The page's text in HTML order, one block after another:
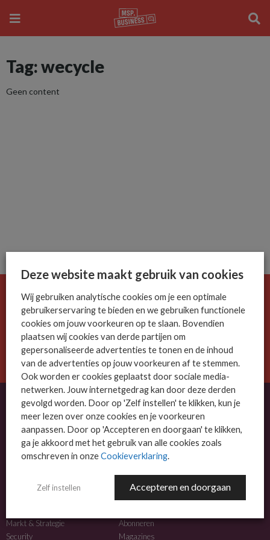
Tag: wecycle
Geen content
De ICT-wereld is snel. Mis niets.
Meld je nu aan voor de MSP Business nieuwsbrief.
AANMELDEN
OVER MSP BUSINESS
MSP Business is het kennisplatform voor IT-dienstverleners met MKB-focus.
NIEUWS
Markt & Strategie
Security
MEER INFO
Abonneren
Magazines
Deze website maakt gebruik van cookies
Wij gebruiken analytische cookies om je een optimale
gebruikerservaring te bieden en we gebruiken functionele
cookies om jouw voorkeuren op te slaan. Bovendien
plaatsen wij cookies van derde partijen om
gepersonaliseerde advertenties te tonen en de inhoud
van de advertenties op jouw voorkeuren af te stemmen.
Ook worden er cookies geplaatst door sociale media-
netwerken. Jouw internetgedrag kan door deze derden
gevolgd worden. Door op 'Zelf instellen' te klikken, kun je
meer lezen over onze cookies en je voorkeuren
aanpassen. Door op 'Accepteren en doorgaan' te klikken,
ga je akkoord met het gebruik van alle cookies zoals
omschreven in onzeCookieverklaring.
Zelf instellen Accepteren en doorgaan